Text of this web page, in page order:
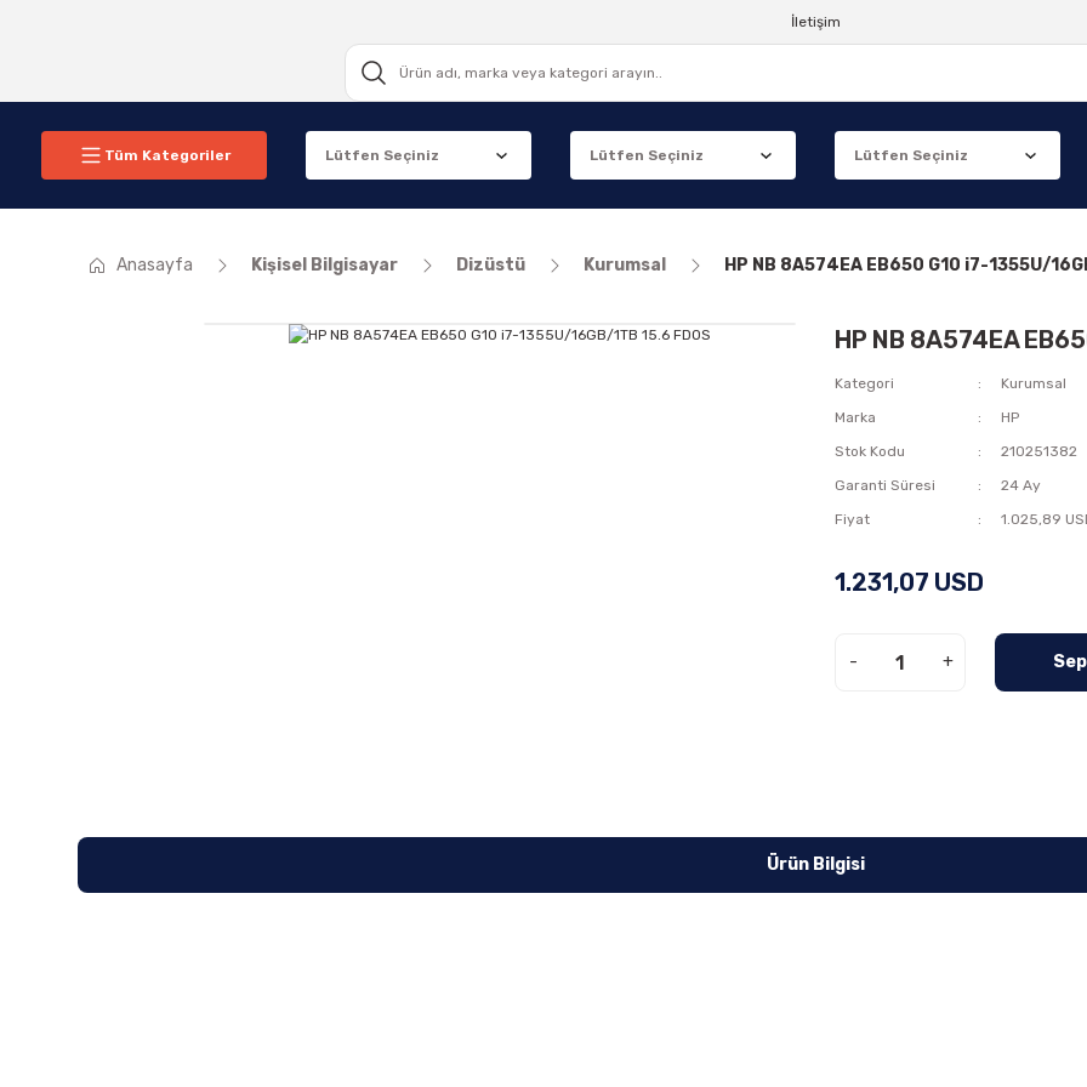
İletişim
Tüm Kategoriler
Anasayfa Kişisel Bilgisayar Dizüstü Kurumsal HP NB 8A574EA EB650 G10 i7-1355U/
HP NB 8A574EA
Kategori
Kurumsal
Marka
HP
Stok Kodu
210251382
Garanti Süresi
24 Ay
Fiyat
1.025,89
1.231,07 USD
- +
Ürün Bilgisi